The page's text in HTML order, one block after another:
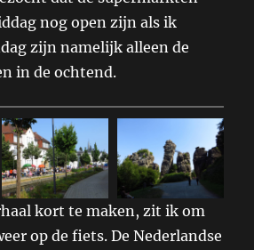
nog open zijn als ik
zijn namelijk alleen de
in de ochtend.
kort te maken, zit ik om
op de fiets. De Nederlandse